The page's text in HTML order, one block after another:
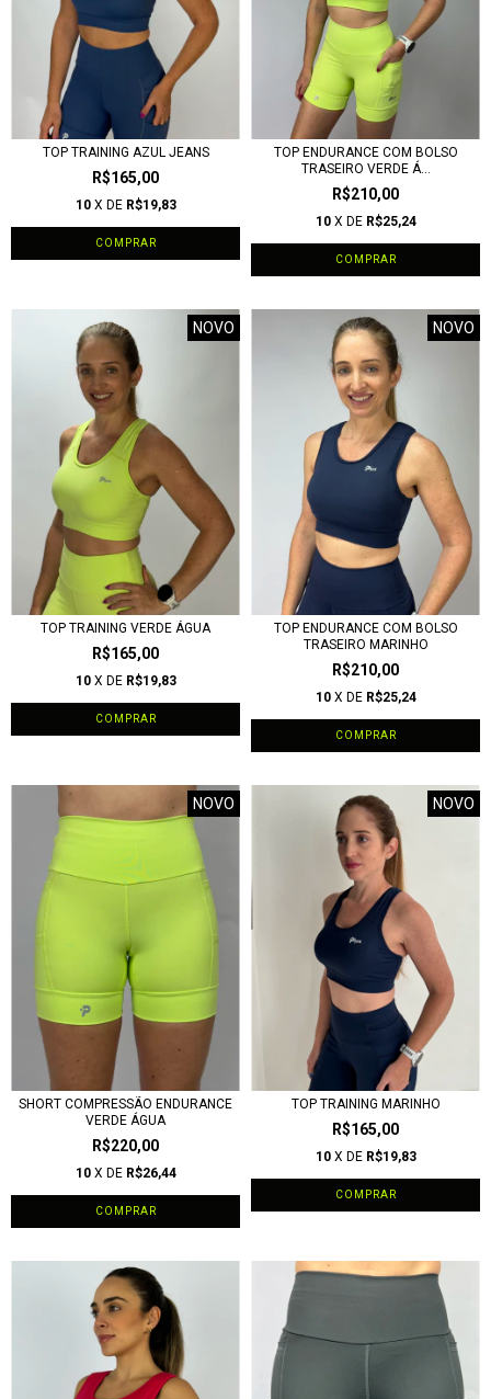
TOP TRAINING AZUL JEANS
R$165,00
10 X DE R$19,83
COMPRAR
TOP ENDURANCE COM BOLSO
TRASEIRO VERDE Á...
R$210,00
10 X DE R$25,24
COMPRAR
NOVO
TOP TRAINING VERDE ÁGUA
R$165,00
10 X DE R$19,83
COMPRAR
NOVO
TOP ENDURANCE COM BOLSO
TRASEIRO MARINHO
R$210,00
10 X DE R$25,24
COMPRAR
NOVO
SHORT COMPRESSÃO ENDURANCE
VERDE ÁGUA
R$220,00
10 X DE R$26,44
COMPRAR
NOVO
TOP TRAINING MARINHO
R$165,00
10 X DE R$19,83
COMPRAR